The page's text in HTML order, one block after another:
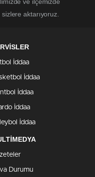
aktarıyoruz.
İddaa
İddaa
İddaa
İddaa
İddaa
Durumu